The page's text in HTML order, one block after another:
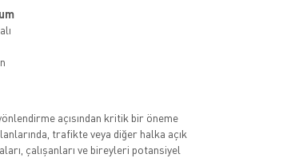
açısından kritik bir öneme
trafikte veya diğer halka açık
çalışanları ve bireyleri potansiyel